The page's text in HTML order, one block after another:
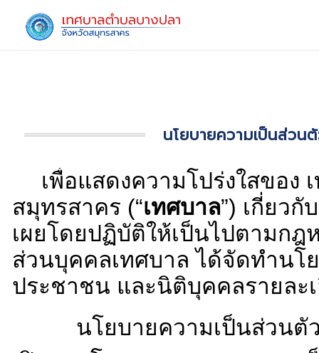
เพื่อแสดงความโปร่งใ
สมุทรสาคร (“เทศบาล”) เ
เผยโดยปฏิบัติให้เป็นไปต
ส่วนบุคคลเทศบาล ได้จัด
ประชาชน และนิติบุคคลร